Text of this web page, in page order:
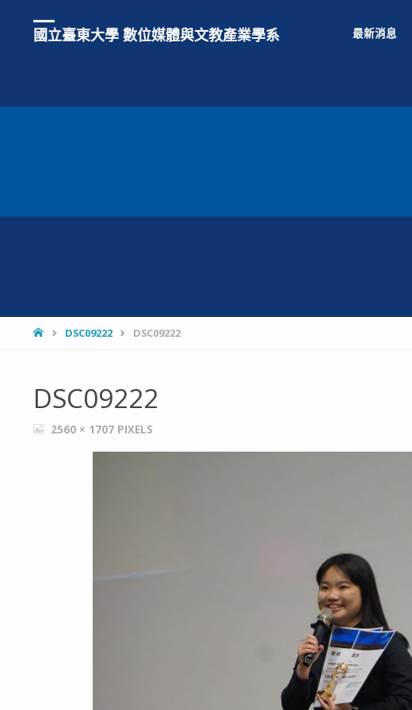
國立臺東大學 數位媒體與文教產業學系 最新消息
HOMEDSC09222 DSC09222
DSC09222
FULL2560 × 1707 PIXELS